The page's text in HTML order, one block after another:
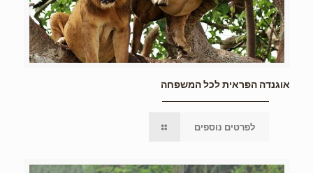
אוגנדה הפראית לכל המשפחה
לפרטים נוספים